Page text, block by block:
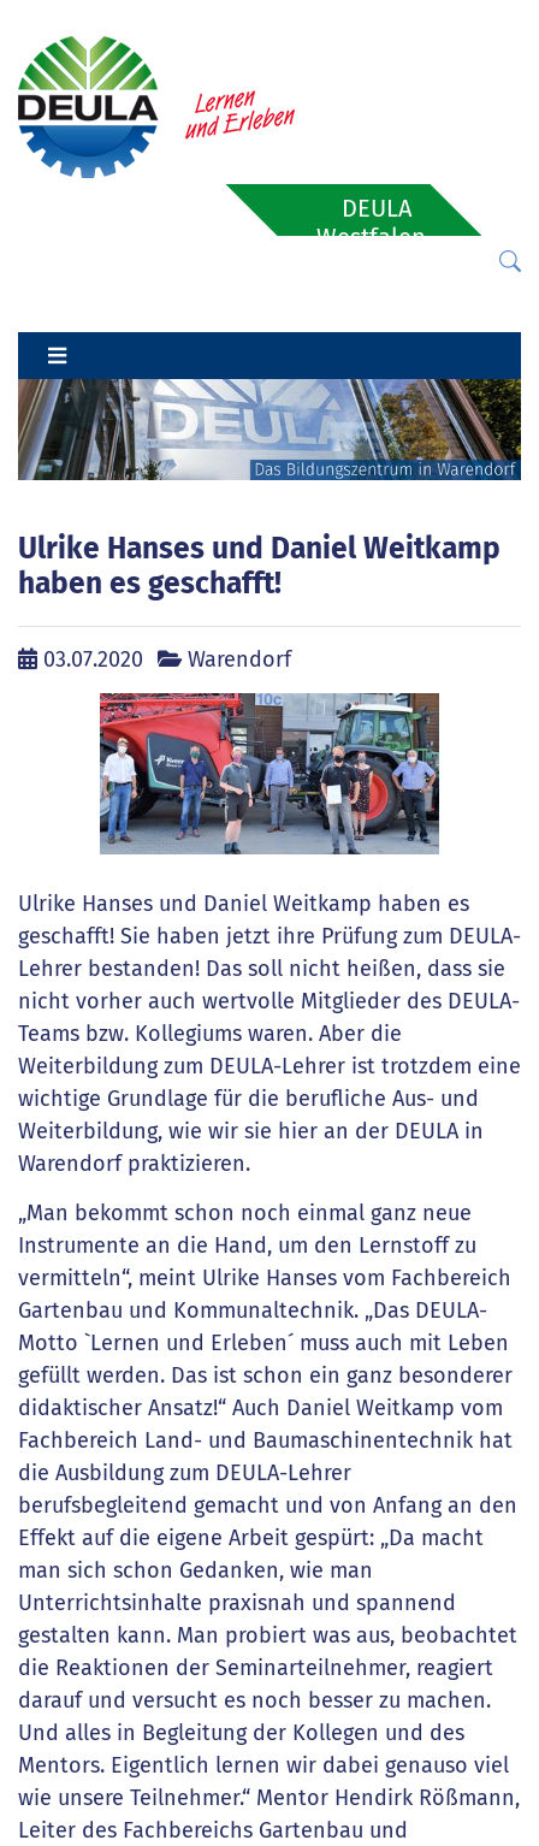
DEULA
Westfalen-
Ulrike Hanses und Daniel Weitkamp
haben es geschafft!
03.07.2020 Warendorf
Ulrike Hanses und Daniel Weitkamp haben es
geschafft! Sie haben jetzt ihre Prüfung zum DEULA-
Lehrer bestanden! Das soll nicht heißen, dass sie
nicht vorher auch wertvolle Mitglieder des DEULA-
Teams bzw. Kollegiums waren. Aber die
Weiterbildung zum DEULA-Lehrer ist trotzdem eine
wichtige Grundlage für die berufliche Aus- und
Weiterbildung, wie wir sie hier an der DEULA in
Warendorf praktizieren.
„Man bekommt schon noch einmal ganz neue
Instrumente an die Hand, um den Lernstoff zu
vermitteln“, meint Ulrike Hanses vom Fachbereich
Gartenbau und Kommunaltechnik. „Das DEULA-
Motto `Lernen und Erleben´ muss auch mit Leben
gefüllt werden. Das ist schon ein ganz besonderer
didaktischer Ansatz!“ Auch Daniel Weitkamp vom
Fachbereich Land- und Baumaschinentechnik hat
die Ausbildung zum DEULA-Lehrer
berufsbegleitend gemacht und von Anfang an den
Effekt auf die eigene Arbeit gespürt: „Da macht
man sich schon Gedanken, wie man
Unterrichtsinhalte praxisnah und spannend
gestalten kann. Man probiert was aus, beobachtet
die Reaktionen der Seminarteilnehmer, reagiert
darauf und versucht es noch besser zu machen.
Und alles in Begleitung der Kollegen und des
Mentors. Eigentlich lernen wir dabei genauso viel
wie unsere Teilnehmer.“ Mentor Hendirk Rößmann,
Leiter des Fachbereichs Gartenbau und